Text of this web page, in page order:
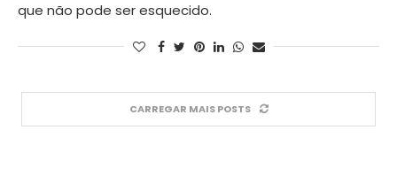
que não pode ser esquecido.
CARREGAR MAIS POSTS